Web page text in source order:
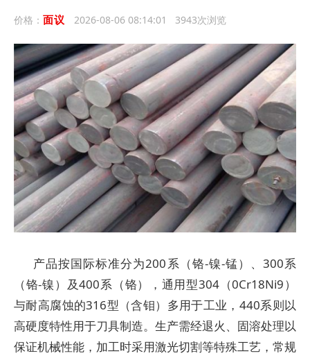
价格： 面议 2026-08-06 08:14:01 3943次浏览
产品按国际标准分为200系（铬-镍-锰）、300系
（铬-镍）及400系（铬），通用型304（0Cr18Ni9）
与耐高腐蚀的316型（含钼）多用于工业，440系则以
高硬度特性用于刀具制造。生产需经退火、固溶处理以
保证机械性能，加工时采用激光切割等特殊工艺，常规